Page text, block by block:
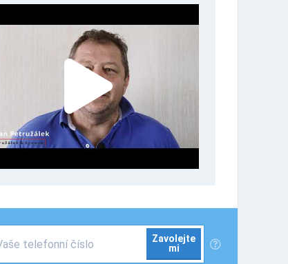
Zavolejte
mi